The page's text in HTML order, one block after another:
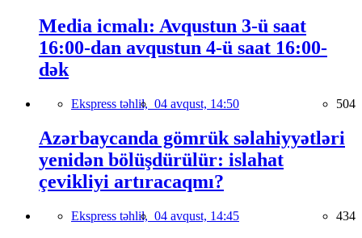
Media icmalı: Avqustun 3-ü saat
16:00-dan avqustun 4-ü saat 16:00-
dək
Ekspress təhlil, 04 avqust, 14:50 504
Azərbaycanda gömrük səlahiyyətləri
yenidən bölüşdürülür: islahat
çevikliyi artıracaqmı?
Ekspress təhlil, 04 avqust, 14:45 434